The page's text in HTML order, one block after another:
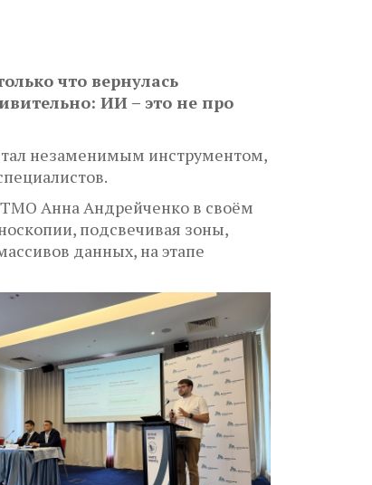
что вернулась
ИИ – это не про
незаменимым инструментом,
Анна Андрейченко в своём
подсвечивая зоны,
данных, на этапе